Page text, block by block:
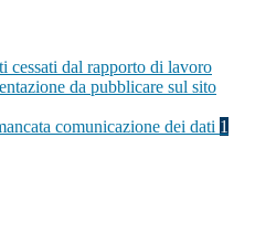
cessati dal rapporto di lavoro
da pubblicare sul sito
comunicazione dei dati 1